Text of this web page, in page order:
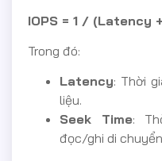
IOPS = 1 / (Latency
Trong đó:
Latency: Thời
liệu.
Seek Time:
đọc/ghi di